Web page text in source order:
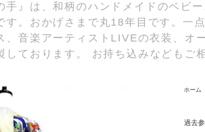
』は、和柄のハンドメイドのベビ
す。おかげさまで丸18年目です。一
、音楽アーティストLIVEの衣装、オ
ております。 お持ち込みなどもご
ホーム
過去